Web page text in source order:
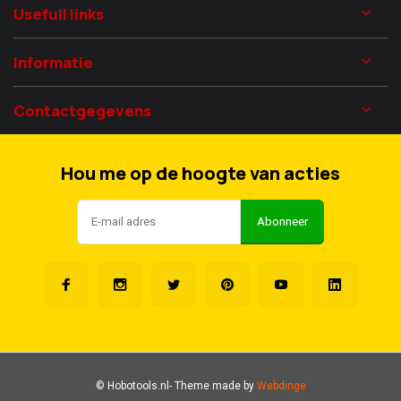
Usefull links
Informatie
Contactgegevens
Hou me op de hoogte van acties
Abonneer
© Hobotools.nl- Theme made byWebdinge